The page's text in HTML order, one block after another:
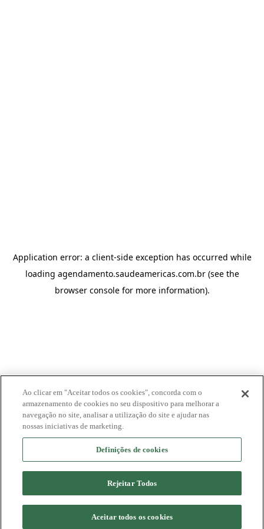
Application error: a client-side exception has occurred while
loading agendamento.saudeamericas.com.br(see the
browser consolefor more information).
Ao clicar em "Aceitar todos os cookies", concorda com o
armazenamento de cookies no seu dispositivo para melhorar a
navegação no site, analisar a utilização do site e ajudar nas
nossas iniciativas de marketing.
Definições de cookies
Rejeitar Todos
Aceitar todos os cookies